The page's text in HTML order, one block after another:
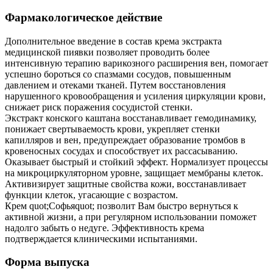
Фармакологическое действие
Дополнительное введение в состав крема экстракта
медицинской пиявки позволяет проводить более
интенсивную терапию варикозного расширения вен, помогает
успешно бороться со спазмами сосудов, повышенным
давлением и отеками тканей. Путем восстановления
нарушенного кровообращения и усиления циркуляции крови,
снижает риск поражения сосудистой стенки.
Экстракт конского каштана восстанавливает гемодинамику,
понижает свертываемость крови, укрепляет стенки
капилляров и вен, предупреждает образование тромбов в
кровеносных сосудах и способствует их рассасыванию.
Оказывает быстрый и стойкий эффект. Нормализует процессы
на микроциркуляторном уровне, защищает мембраны клеток.
Активизирует защитные свойства кожи, восстанавливает
функции клеток, угасающие с возрастом.
Крем quot;Софьяquot; позволит Вам быстро вернуться к
активной жизни, а при регулярном использовании поможет
надолго забыть о недуге. Эффективность крема
подтверждается клиническими испытаниями.
Форма выпуска